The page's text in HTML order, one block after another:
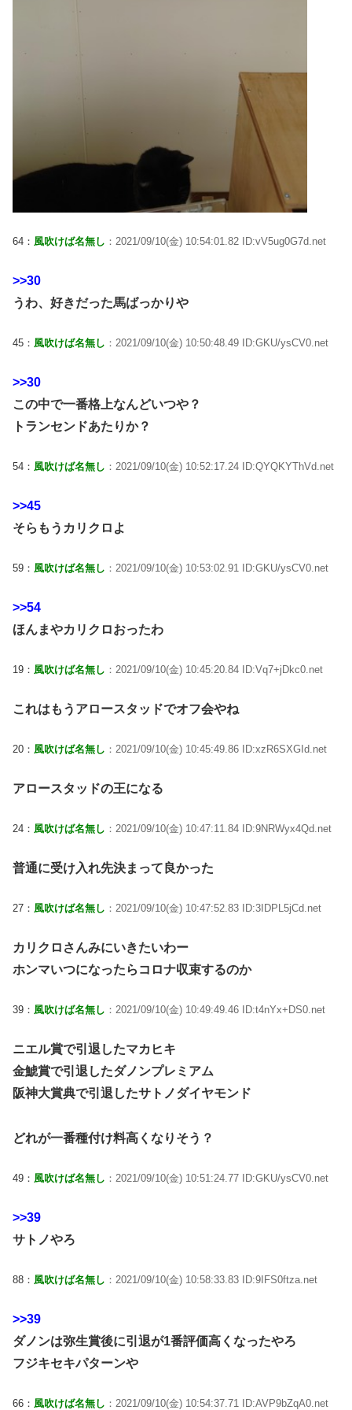
64： 風吹けば名無し ：2021/09/10(金) 10:54:01.82 ID:vV5ug0G7d.net
>>30
うわ、好きだった馬ばっかりや
45： 風吹けば名無し ：2021/09/10(金) 10:50:48.49 ID:GKU/ysCV0.net
>>30
この中で一番格上なんどいつや？
トランセンドあたりか？
54： 風吹けば名無し ：2021/09/10(金) 10:52:17.24 ID:QYQKYThVd.net
>>45
そらもうカリクロよ
59： 風吹けば名無し ：2021/09/10(金) 10:53:02.91 ID:GKU/ysCV0.net
>>54
ほんまやカリクロおったわ
19： 風吹けば名無し ：2021/09/10(金) 10:45:20.84 ID:Vq7+jDkc0.net
これはもうアロースタッドでオフ会やね
20： 風吹けば名無し ：2021/09/10(金) 10:45:49.86 ID:xzR6SXGId.net
アロースタッドの王になる
24： 風吹けば名無し ：2021/09/10(金) 10:47:11.84 ID:9NRWyx4Qd.net
普通に受け入れ先決まって良かった
27： 風吹けば名無し ：2021/09/10(金) 10:47:52.83 ID:3IDPL5jCd.net
カリクロさんみにいきたいわー
ホンマいつになったらコロナ収束するのか
39： 風吹けば名無し ：2021/09/10(金) 10:49:49.46 ID:t4nYx+DS0.net
ニエル賞で引退したマカヒキ
金鯱賞で引退したダノンプレミアム
阪神大賞典で引退したサトノダイヤモンド
どれが一番種付け料高くなりそう？
49： 風吹けば名無し ：2021/09/10(金) 10:51:24.77 ID:GKU/ysCV0.net
>>39
サトノやろ
88： 風吹けば名無し ：2021/09/10(金) 10:58:33.83 ID:9IFS0ftza.net
>>39
ダノンは弥生賞後に引退が1番評価高くなったやろ
フジキセキパターンや
66： 風吹けば名無し ：2021/09/10(金) 10:54:37.71 ID:AVP9bZqA0.net